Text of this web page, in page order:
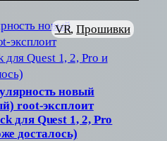
новый
root-эксплоит
для Quest 1, 2, Pro
досталось)
VR, Прошивки